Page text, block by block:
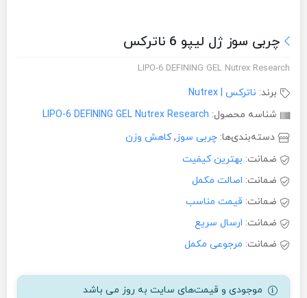
چربی سوز ژل لیپو 6 ناترکس
LIPO-6 DEFINING GEL Nutrex Research
برند: ناترکس | Nutrex
شناسه محصول: LIPO-6 DEFINING GEL Nutrex Research
دسته‌بندی‌ها: چربی سوز ,کاهش وزن
ضمانت: بهترین کیفیت
ضمانت: اصالت مکمل
ضمانت: قیمت مناسب
ضمانت: ارسال سریع
ضمانت: مرجوعی مکمل
موجودی و قیمت‌های سایت به روز می باشد